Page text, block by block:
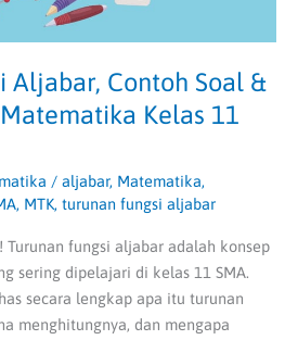
Aljabar, Contoh Soal &
Kelas 11
/ aljabar, Matematika,
, MTK, turunan fungsi aljabar
Turunan fungsi aljabar adalah konsep
sering dipelajari di kelas 11 SMA.
secara lengkap apa itu turunan
menghitungnya, dan mengapa